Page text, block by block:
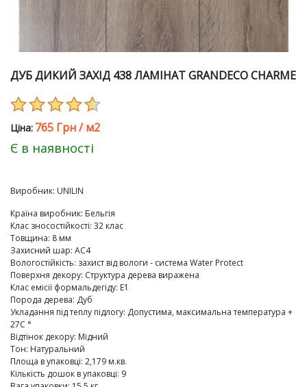
ДУБ ДИКИЙ ЗАХІД 438 ЛАМІНАТ GRANDECO CHARME
Цiна: 765 Грн/м2
Є в наявності
Виробник: UNILIN
Країна виробник: Бельгія
Клас зносостійкості: 32 клас
Товщина: 8 мм
Захисний шар: AC4
Вологостійкість: захист від вологи - система Water Protect
Поверхня декору: Структура дерева виражена
Клас емісії формальдегіду: E1
Порода дерева: Дуб
Укладання під теплу підлогу: Допустима, максимальна температура +
27C °
Відтінок декору: Мідний
Тон: Натуральний
Площа в упаковці: 2,179 м.кв.
Кількість дошок в упаковці: 9